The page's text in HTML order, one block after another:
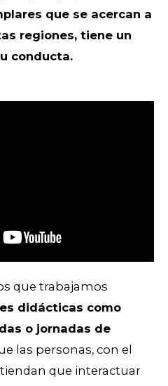
que se acercan a
regiones, tiene un
conducta.
que trabajamos
didácticas como
o jornadas de
las personas, con el
que interactuar